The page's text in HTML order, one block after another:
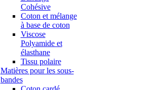
Cohésive
Coton et mélange
à base de coton
Viscose
Polyamide et
élasthane
Tissu polaire
Matières pour les sous-
bandes